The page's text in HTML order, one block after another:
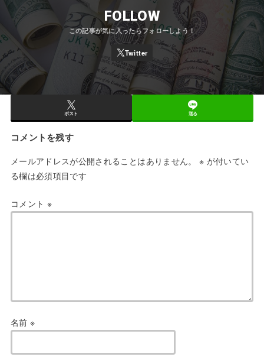
FOLLOW
ポスト 送る
コメントを残す
メールアドレスが公開されることはありません。 ※ が付いてい
る欄は必須項目です
コメント ※
名前 ※